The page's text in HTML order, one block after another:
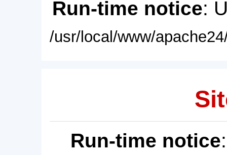
Run-time notice:
/usr/local/www/
Run-time notice